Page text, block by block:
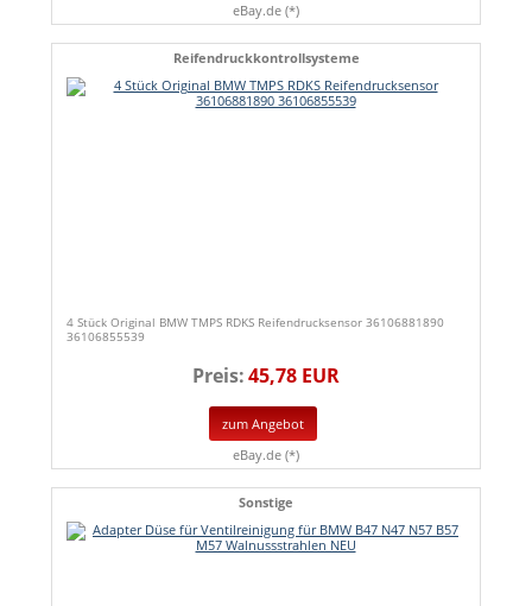
eBay.de (*)
Reifendruckkontrollsysteme
4 Stück Original BMW TMPS RDKS Reifendrucksensor 36106881890
36106855539
Preis:45,78 EUR
zum Angebot
eBay.de (*)
Sonstige